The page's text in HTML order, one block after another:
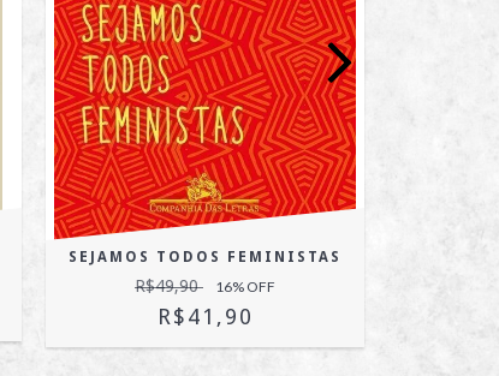
SEJAMOS TODOS FEMINISTAS
R$49,90 16% OFF
R$41,90